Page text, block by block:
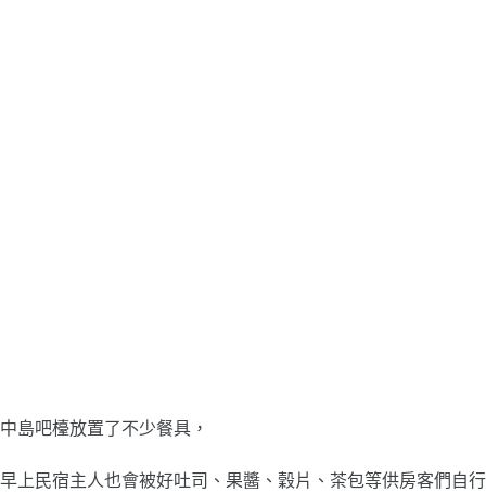
中島吧檯放置了不少餐具，
早上民宿主人也會被好吐司、果醬、穀片、茶包等供房客們自行